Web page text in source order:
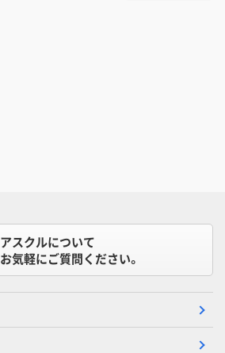
アスクルについて
お気軽にご質問ください。